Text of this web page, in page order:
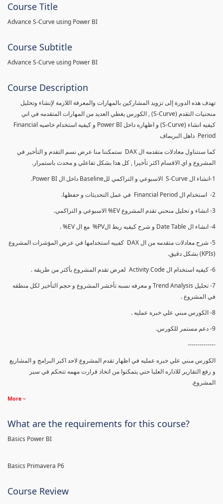
Course Title
Advance S-Curve using Power BI
Course Subtitle
Advance S-Curve using Power BI
Course Description
تهدف هذه الدورة إلى تزويد المشاركين بالمهارات والمعرفة اللازمة لإنشاء وتحليل
منحنيات التقدم (S-Curve) , الكورس يغطي العديد من المهارات المتقدمه في اني
كيفيه انشاء (S-Curve) و اظهاره داخل Power BI و كيفيه استخدام خاصيه Financial
Period داهل البريماف
كما سنتناول معادلات متقدمه ال DAX ستمكننا منا عرض نسم التقدم و التأخير في
المشروع و اي الاقسام اكثر تأخيرا , كل هذا بشكل تفاعلي و محدث باستمرار.
1-انشاء ال S-Curve الاسبوعي و التراكمي للBaseline داخل ال Power BI.
2- استخدام ال Financial Period في عمل التحديثات و حفظها.
3- انشاء و تحليل منحني تقدم المشروع EV% الاسبوعي و التراكمي.
4- انشاء ال Date Table و شرح كيفيه ربط الPV% مع ال EV% .
5- شرح معادلات متقدمه من ال DAX كفييه استخدامها في عرض المؤشرات المشروع
(KPIs) بشكل دقيق.
6- كيفيه استخدام ال Activity Code لعرض تقدم المشروع بأكثر من طريقه .
7- تحليل Trend Analysis و معرفه نسبه تأخشر المشروع و حجم التأخير لكل منطقه
في المشروع .
8- الكورس مبني علي خبره عمليه .
9- دعم مستمر للكورس.
--------------
الكورس مبني علي خبره عمليه في اظهار تقدم المشروع لاحد اكبر البرامج و المشاريع
و رفع التقارير للاداره العليا حتي يتمكنوا من اتخاذ قرارت مهمه تتحكم في سير
المشروع.
More
What are the requirements for this course?
Basics Power BI
Basics Primavera P6
Course Review